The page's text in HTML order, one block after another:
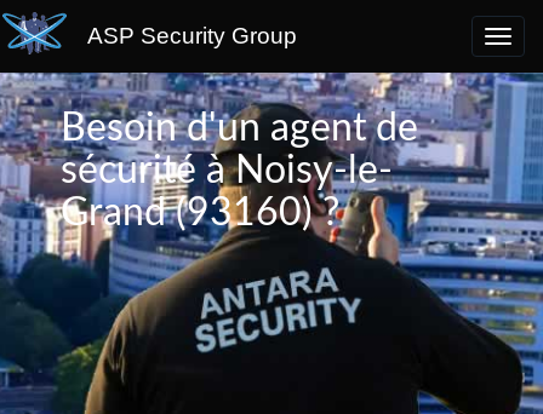
ASP Security Group
Besoin d'un agent de
sécurité à Noisy-le-
Grand (93160) ?